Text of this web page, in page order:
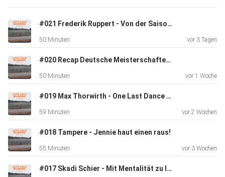
nachhaltige Erholung ist. Laura teilt ihre Erfahrungen aus
dem
Spitzensport und gibt praktische Tipps, die du direkt in
deinen
Alltag integrieren kannst – von Blaulichtfiltern und
bis hin zu gezielten Ernährungsstrategien.
Freu dich auf persönliche Einblicke, spannende Erfahrungen
und
bessere
#021 Frederik Ruppert - Von der Saisoneröffnung in Rabat bis zur Europameisterschaft
50 Minuten vor 3 Tagen
#020 Recap Deutsche Meisterschaften 2026
50 Minuten vor 1 Woche
#019 Max Thorwirth - One Last Dance und die DM
59 Minuten vor 2 Wochen
#018 Tampere - Jennie haut einen raus!
55 Minuten vor 3 Wochen
#017 Skadi Schier - Mit Mentalität zu Internationalen Wettkämpfen